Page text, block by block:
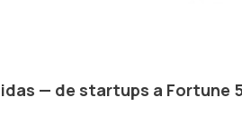
— de startups a Fortune